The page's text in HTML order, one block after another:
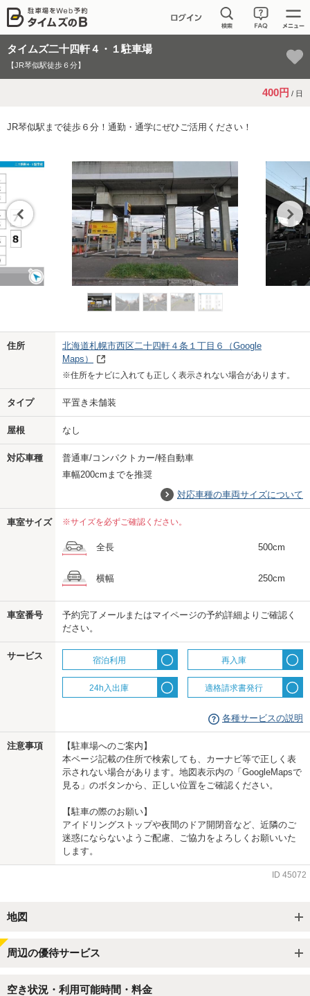
タイムズ二十四軒４・１駐車場
【JR琴似駅徒歩６分】
400円 / 日
JR琴似駅まで徒歩６分！通勤・通学にぜひご活用ください！
Previo
us
住所 北海道札幌市西区二十四軒４条１丁目６
（Google
Maps）
※住所をナビに入れても正しく表示されない場合があります。
タイプ 平置き未舗装
屋根 なし
対応車種
普通車/コンパクトカー/軽自動車
車幅200cmまでを推奨
対応車種の車両サイズについて
車室サイズ ※サイズを必ずご確認ください。
全長 500cm
横幅 250cm
車室番号
予約完了メールまたはマイページの予約詳細よりご確認く
ださい。
サービス 宿泊利用 再入庫
24h入出庫 適格請求書発行
各種サービスの説明
注意事項
【駐車場へのご案内】
本ページ記載の住所で検索しても、カーナビ等で正しく表
示されない場合があります。地図表示内の「GoogleMapsで
見る」のボタンから、正しい位置をご確認ください。
【駐車の際のお願い】
アイドリングストップや夜間のドア開閉音など、近隣のご
迷惑にならないようご配慮、ご協力をよろしくお願いいた
します。
ID 45072
地図
周辺の優待サービス
空き状況・利用可能時間・料金